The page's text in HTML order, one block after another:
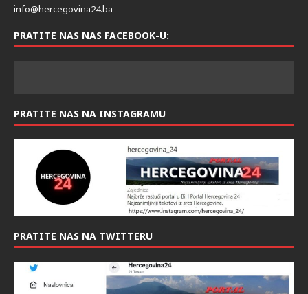
info@hercegovina24.ba
PRATITE NAS NAS FACEBOOK-U:
PRATITE NAS NA INSTAGRAMU
PRATITE NAS NA TWITTERU